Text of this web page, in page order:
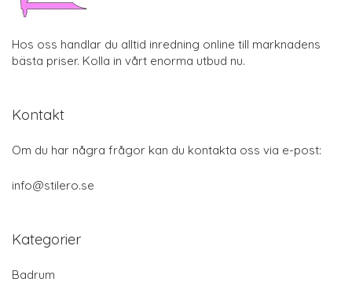
Hos oss handlar du alltid inredning online till marknadens
bästa priser. Kolla in vårt enorma utbud nu.
Kontakt
Om du har några frågor kan du kontakta oss via e-post:
info@stilero.se
Kategorier
Badrum